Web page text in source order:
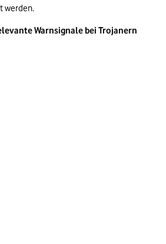
werden.
Warnsignale bei Trojanern